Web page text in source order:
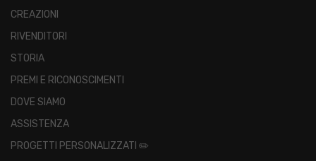
CREAZIONI
RIVENDITORI
STORIA
PREMI E RICONOSCIMENTI
DOVE SIAMO
ASSISTENZA
PROGETTI PERSONALIZZATI ✏️